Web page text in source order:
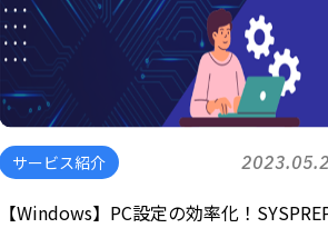
サービス紹介
【Windows】PC設定の効率化！